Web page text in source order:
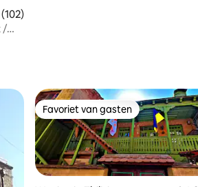
beoordeling van 4,96 uit 5, 102
/
Favoriet van gasten
Favoriet van gasten